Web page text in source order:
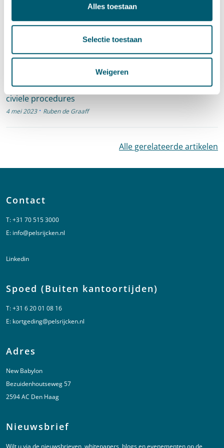
Alles toestaan
Selectie toestaan
Weigeren
Proceskostenveroordelingen en familie
Ruben de Graaff
Cassatievlog #056 | Informeren van derden over
civiele procedures
4 mei 2023 · Ruben de Graaff
Alle gerelateerde artikelen
Contact
T:+31 70 515 3000
E: info@pelsrijcken.nl
Linkedin
Spoed (Buiten kantoortijden)
T:+31 6 20 01 08 16
E: kortgeding@pelsrijcken.nl
Adres
New Babylon
Bezuidenhoutseweg 57
2594 AC Den Haag
Nieuwsbrief